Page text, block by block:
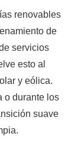
renovables
de
servicios
esto al
y eólica.
o durante los
suave